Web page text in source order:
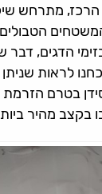
הרכז, מתרחש
הדגים, דבר
לראות
בטרם הזרמת
בקצב מהיר